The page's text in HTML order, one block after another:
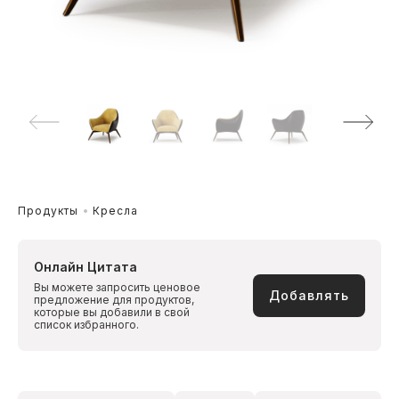
Продукты Кресла
Онлайн Цитата
Вы можете запросить ценовое
предложение для продуктов,
которые вы добавили в свой
список избранного.
Добавлять